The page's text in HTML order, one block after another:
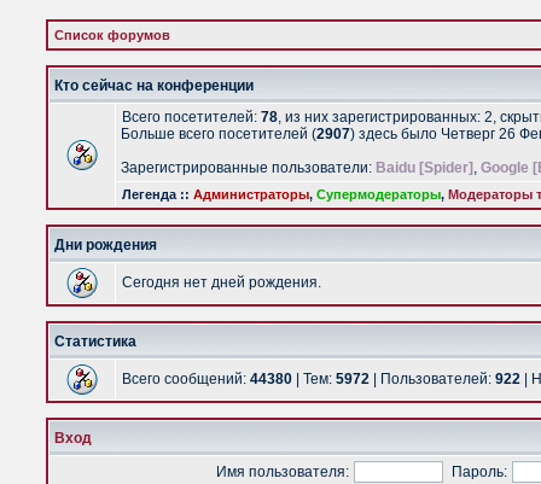
Список форумов
Кто сейчас на конференции
Всего посетителей: 78, из них зарегистрированных: 2,
Больше всего посетителей (2907) здесь было Четверг 26
Зарегистрированные пользователи: Baidu [Spider] , Google
Легенда :: Администраторы, Супермодераторы, Модераторы
Дни рождения
Сегодня нет дней рождения.
Статистика
Всего сообщений: 44380 | Тем: 5972 | Пользователей: 922 |
Вход
Имя пользователя:
Пароль: